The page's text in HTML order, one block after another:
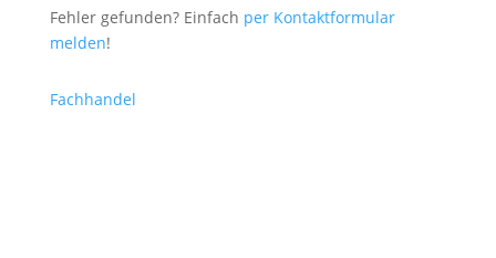
Fehler gefunden? Einfach per Kontaktformular
melden!
Fachhandel